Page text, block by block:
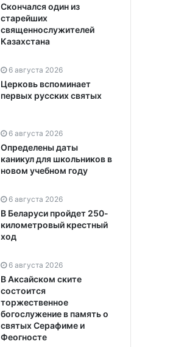
Скончался один из
старейших
священнослужителей
Казахстана
6 августа 2026
Церковь вспоминает
первых русских святых
6 августа 2026
Определены даты
каникул для школьников в
новом учебном году
6 августа 2026
В Беларуси пройдет 250-
километровый крестный
ход
6 августа 2026
В Аксайском ските
состоится
торжественное
богослужение в память о
святых Серафиме и
Феогносте